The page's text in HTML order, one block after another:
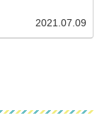
2021.07.09